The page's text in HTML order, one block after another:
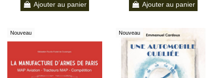
Ajouter au panier Ajouter au panier
Nouveau Nouveau